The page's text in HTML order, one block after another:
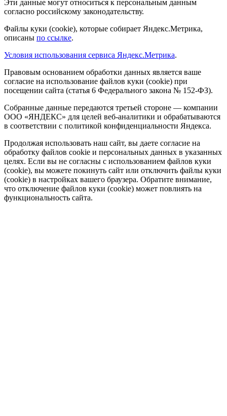
Эти данные могут относиться к персональным данным
согласно российскому законодательству.
Файлы куки (cookie), которые собирает Яндекс.Метрика,
описаны по ссылке.
Условия использования сервиса Яндекс.Метрика.
Правовым основанием обработки данных является ваше
согласие на использование файлов куки (cookie) при
посещении сайта (статья 6 Федерального закона № 152-ФЗ).
Собранные данные передаются третьей стороне — компании
ООО «ЯНДЕКС» для целей веб-аналитики и обрабатываются
в соответствии с политикой конфиденциальности Яндекса.
Продолжая использовать наш сайт, вы даете согласие на
обработку файлов cookie и персональных данных в указанных
целях. Если вы не согласны с использованием файлов куки
(cookie), вы можете покинуть сайт или отключить файлы куки
(cookie) в настройках вашего браузера. Обратите внимание,
что отключение файлов куки (cookie) может повлиять на
функциональность сайта.